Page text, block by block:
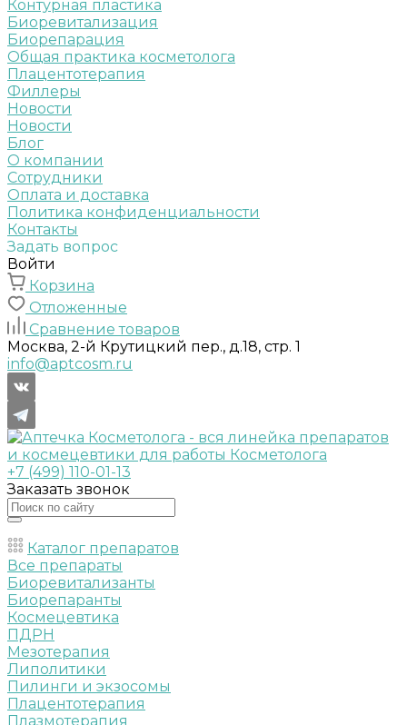
Контурная пластика
Биоревитализация
Биорепарация
Общая практика косметолога
Плацентотерапия
Филлеры
Новости
Новости
Блог
О компании
Сотрудники
Оплата и доставка
Политика конфиденциальности
Контакты
Задать вопрос
Войти
Корзина
Отложенные
Сравнение товаров
Москва, 2-й Крутицкий пер., д.18, стр. 1
info@aptcosm.ru
+7 (499) 110-01-13
Заказать звонок
Каталог препаратов
Все препараты
Биоревитализанты
Биорепаранты
Космецевтика
ПДРН
Мезотерапия
Липолитики
Пилинги и экзосомы
Плацентотерапия
Плазмотерапия